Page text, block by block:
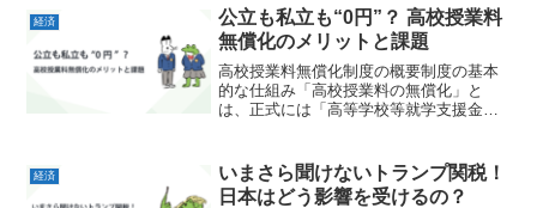
現在（2026年）、政府と与野党が集まっ
て激しい議論を交わし...
経済
公立も私立も“0円”？ 高校授業料
無償化のメリットと課題
高校授業料無償化制度の概要制度の基本
的な仕組み「高校授業料の無償化」と
は、正式には「高等学校等就学支援金制
世帯（あるいは所得要件を撤廃して誰で
も）に対し、公立・私立を問わ...
経済
いまさら聞けないトランプ関税！
日本はどう影響を受けるの？